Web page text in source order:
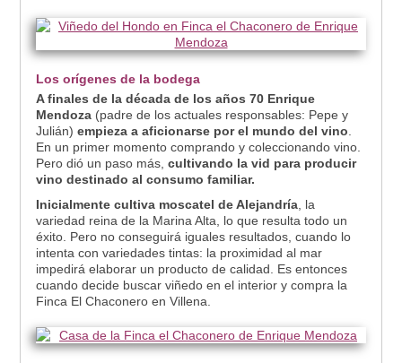
Los orígenes de la bodega
A finales de la década de los años 70 Enrique
Mendoza(padre de los actuales responsables: Pepe y
Julián) empieza a aficionarse por el mundo del vino
En un primer momento comprando y coleccionando vino.
Pero dió un paso más, cultivando la vid para producir
vino destinado al consumo familiar.
Inicialmente cultiva moscatel de Alejandría, la
variedad reina de la Marina Alta, lo que resulta todo un
éxito. Pero no conseguirá iguales resultados, cuando lo
intenta con variedades tintas: la proximidad al mar
impedirá elaborar un producto de calidad. Es entonces
cuando decide buscar viñedo en el interior y compra la
Finca El Chaconero en Villena.